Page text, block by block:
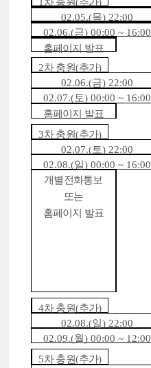
02.05.(목) 22:00
02.06.(금) 00:00 ~ 16:00
홈페이지 발표
2차 충원(추가)
02.06.(금) 22:00
02.07.(토) 00:00 ~ 16:00
홈페이지 발표
3차 충원(추가)
02.07.(토) 22:00
02.08.(일) 00:00 ~ 16:00
개별전화통보
또는
홈페이지 발표
4차 충원(추가)
02.08.(일) 22:00
02.09.(월) 00:00 ~ 12:00
5차 충원(추가)